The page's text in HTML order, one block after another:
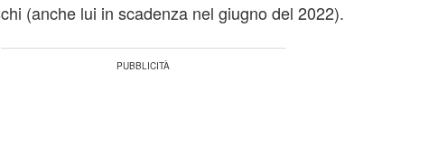
(anche lui in scadenza nel giugno del 2022).